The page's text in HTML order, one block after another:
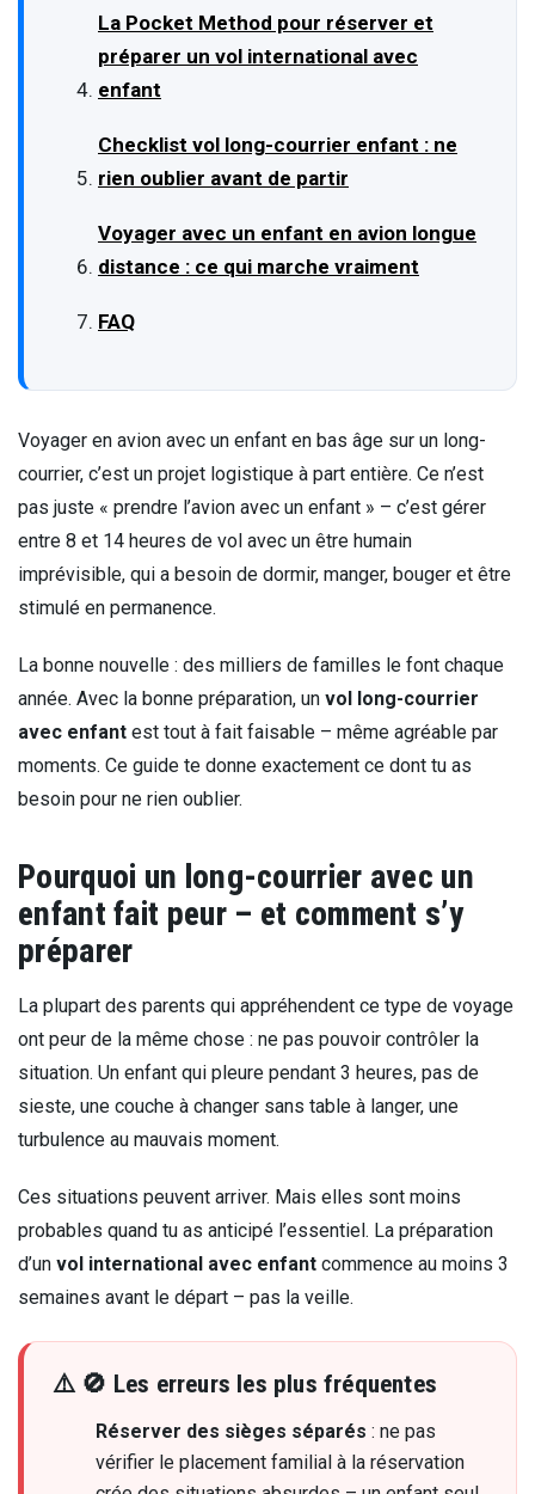
La Pocket Method pour réserver et
préparer un vol international avec
enfant
Checklist vol long-courrier enfant : ne
rien oublier avant de partir
Voyager avec un enfant en avion longue
distance : ce qui marche vraiment
FAQ
Voyager en avion avec un enfant en bas âge sur un long-
courrier, c’est un projet logistique à part entière. Ce n’est
pas juste « prendre l’avion avec un enfant » – c’est gérer
entre 8 et 14 heures de vol avec un être humain
imprévisible, qui a besoin de dormir, manger, bouger et être
stimulé en permanence.
La bonne nouvelle : des milliers de familles le font chaque
année. Avec la bonne préparation, un vol long-courrier
avec enfant est tout à fait faisable – même agréable par
moments. Ce guide te donne exactement ce dont tu as
besoin pour ne rien oublier.
Pourquoi un long-courrier avec un
enfant fait peur – et comment s’y
préparer
La plupart des parents qui appréhendent ce type de voyage
ont peur de la même chose : ne pas pouvoir contrôler la
situation. Un enfant qui pleure pendant 3 heures, pas de
sieste, une couche à changer sans table à langer, une
turbulence au mauvais moment.
Ces situations peuvent arriver. Mais elles sont moins
probables quand tu as anticipé l’essentiel. La préparation
d’un vol international avec enfant commence au moins 3
semaines avant le départ – pas la veille.
🚫 Les erreurs les plus fréquentes
Réserver des sièges séparés : ne pas
vérifier le placement familial à la réservation